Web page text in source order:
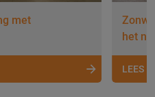
met
het
LEES